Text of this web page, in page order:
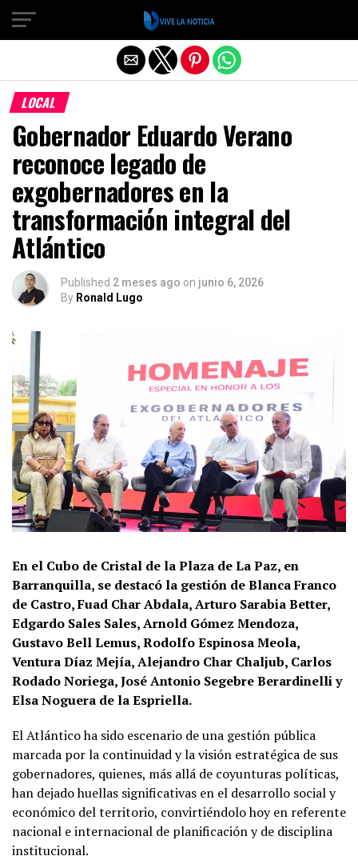
LOCAL
Gobernador Eduardo Verano
reconoce legado de
exgobernadores en la
transformación integral del
Atlántico
Published 2 meses ago on junio 6, 2026
By Ronald Lugo
En el Cubo de Cristal de la Plaza de La Paz, en
Barranquilla, se destacó la gestión de Blanca Franco
de Castro, Fuad Char Abdala, Arturo Sarabia Better,
Edgardo Sales Sales, Arnold Gómez Mendoza,
Gustavo Bell Lemus, ⁠Rodolfo Espinosa Meola,
Ventura Díaz Mejía, Alejandro Char Chaljub, Carlos
Rodado Noriega, José Antonio Segebre Berardinelli y
Elsa Noguera de la Espriella.
El Atlántico ha sido escenario de una gestión pública
marcada por la continuidad y la visión estratégica de sus
gobernadores, quienes, más allá de coyunturas políticas,
han dejado huellas significativas en el desarrollo social y
económico del territorio, convirtiéndolo hoy en referente
nacional e internacional de planificación y de disciplina
institucional.
Salir de la versión móvil